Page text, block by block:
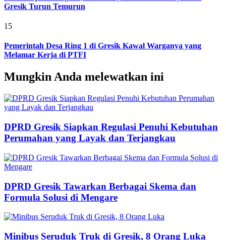
Gresik Turun Temurun
15
Pemerintah Desa Ring 1 di Gresik Kawal Warganya yang
Melamar Kerja di PTFI
Mungkin Anda melewatkan ini
DPRD Gresik Siapkan Regulasi Penuhi Kebutuhan
Perumahan yang Layak dan Terjangkau
DPRD Gresik Tawarkan Berbagai Skema dan
Formula Solusi di Mengare
Minibus Seruduk Truk di Gresik, 8 Orang Luka